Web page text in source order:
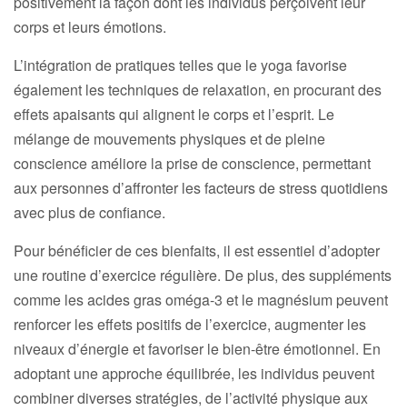
corps et leurs émotions.
L’intégration de pratiques telles que le yoga favorise
également les techniques de relaxation, en procurant des
effets apaisants qui alignent le corps et l’esprit. Le
mélange de mouvements physiques et de pleine
conscience améliore la prise de conscience, permettant
aux personnes d’affronter les facteurs de stress quotidiens
avec plus de confiance.
Pour bénéficier de ces bienfaits, il est essentiel d’adopter
une routine d’exercice régulière. De plus, des suppléments
comme les acides gras oméga-3 et le magnésium peuvent
renforcer les effets positifs de l’exercice, augmenter les
niveaux d’énergie et favoriser le bien-être émotionnel. En
adoptant une approche équilibrée, les individus peuvent
combiner diverses stratégies, de l’activité physique aux